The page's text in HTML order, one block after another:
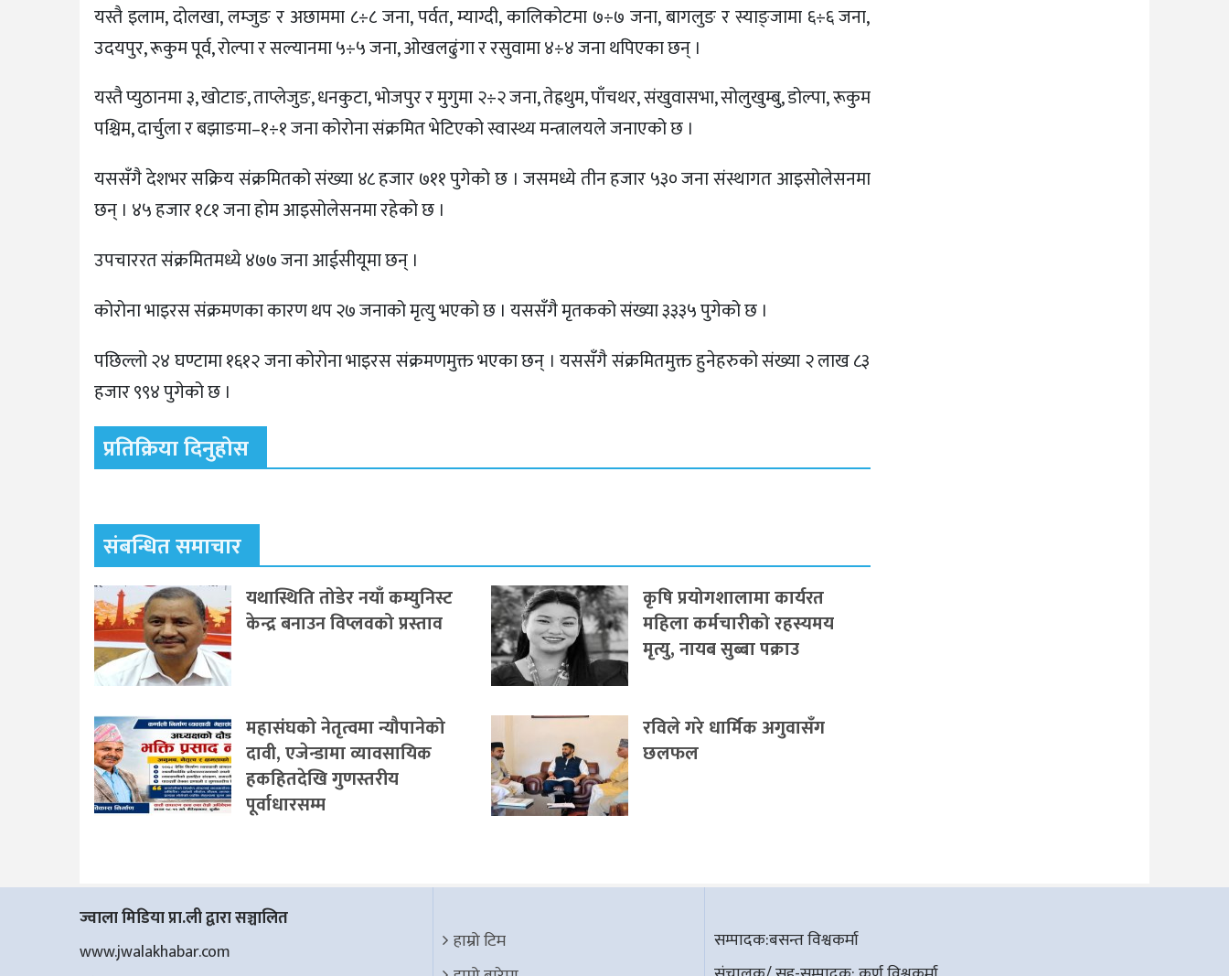
यस्तै इलाम, दोलखा, लम्जुङ र अछाममा ८÷८ जना, पर्वत, म्याग्दी, कालिकोटमा ७÷७ जना, बागलुङ र स्याङ्जामा ६÷६ जना,
उदयपुर, रूकुम पूर्व, रोल्पा र सल्यानमा ५÷५ जना, ओखलढुंगा र रसुवामा ४÷४ जना थपिएका छन् ।
यस्तै प्युठानमा ३, खोटाङ, ताप्लेजुङ, धनकुटा, भोजपुर र मुगुमा २÷२ जना, तेह्रथुम, पाँचथर, संखुवासभा, सोलुखुम्बु, डोल्पा, रूकुम
पश्चिम, दार्चुला र बझाङमा–१÷१ जना कोरोना संक्रमित भेटिएको स्वास्थ्य मन्त्रालयले जनाएको छ ।
यससँगै देशभर सक्रिय संक्रमितको संख्या ४८ हजार ७११ पुगेको छ । जसमध्ये तीन हजार ५३० जना संस्थागत आइसोलेसनमा
छन् । ४५ हजार १८१ जना होम आइसोलेसनमा रहेको छ ।
उपचाररत संक्रमितमध्ये ४७७ जना आईसीयूमा छन् ।
कोरोना भाइरस संक्रमणका कारण थप २७ जनाको मृत्यु भएको छ । यससँगै मृतकको संख्या ३३३५ पुगेको छ ।
पछिल्लो २४ घण्टामा १६१२ जना कोरोना भाइरस संक्रमणमुक्त भएका छन् । यससँगै संक्रमितमुक्त हुनेहरुको संख्या २ लाख ८३
हजार ९९४ पुगेको छ ।
प्रतिक्रिया दिनुहोस
संबन्धित समाचार
यथास्थिति तोडेर नयाँ कम्युनिस्ट
केन्द्र बनाउन विप्लवको प्रस्ताव
कृषि प्रयोगशालामा कार्यरत
महिला कर्मचारीको रहस्यमय
मृत्यु, नायब सुब्बा पक्राउ
महासंघको नेतृत्वमा न्यौपानेको
दावी, एजेन्डामा व्यावसायिक
हकहितदेखि गुणस्तरीय
पूर्वाधारसम्म
रविले गरे धार्मिक अगुवासँग
छलफल
ज्वाला मिडिया प्रा.ली द्वारा सञ्चालित
www.jwalakhabar.com
हाम्रो टिम
सम्पादक:बसन्त विश्वकर्मा